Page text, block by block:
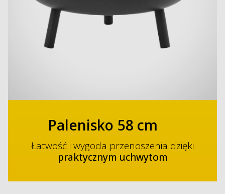
Palenisko 58 cm
Łatwość i wygoda przenoszenia dzięki
praktycznym uchwytom